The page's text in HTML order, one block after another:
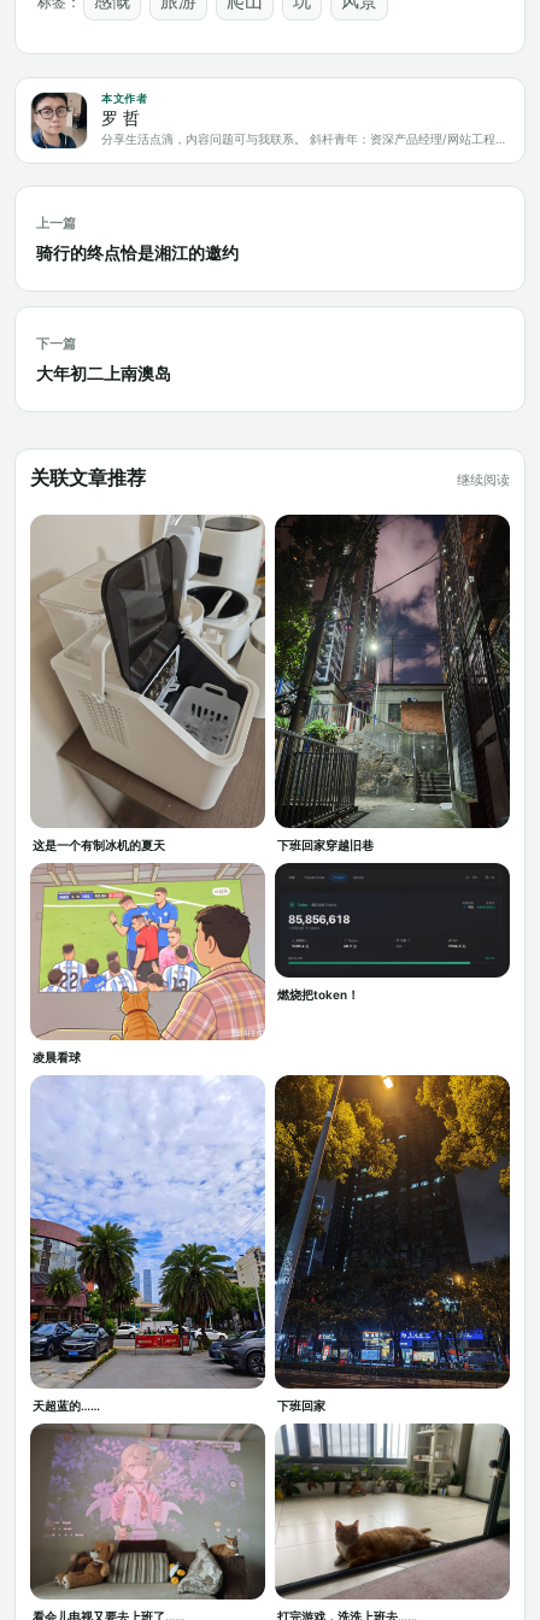
本文作者
罗 哲
分享生活点滴，内容问题可与我联系。 斜杆青年：资深产品经理/网站工程师/科技爱好者/新媒体运营/自媒体写作人
上一篇
骑行的终点恰是湘江的邀约
下一篇
大年初二上南澳岛
关联文章推荐 继续阅读
这是一个有制冰机的夏天 下班回家穿越旧巷
凌晨看球
燃烧把token！
天超蓝的…… 下班回家
看会儿电视又要去上班了…… 打完游戏，洗洗上班去……